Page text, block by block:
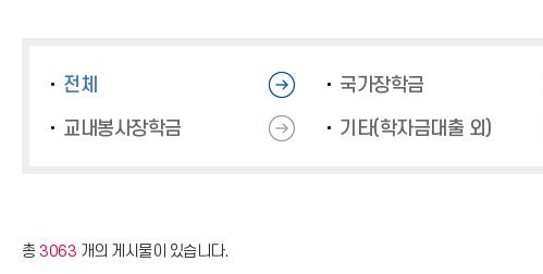
전체 국가장학금
교내봉사장학금 기타(학자금대출 외)
총3063 개의 게시물이 있습니다.